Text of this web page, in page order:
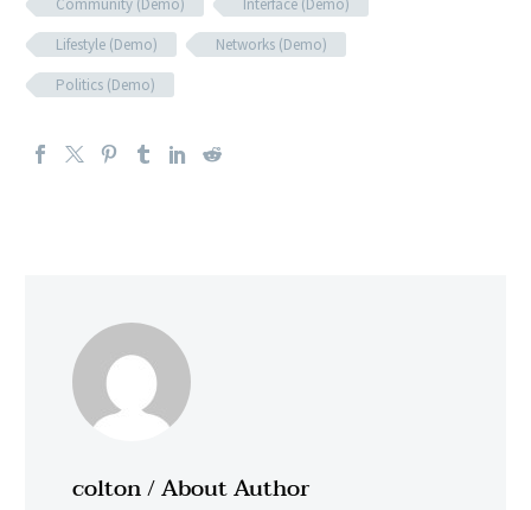
Community (Demo)
Interface (Demo)
Lifestyle (Demo)
Networks (Demo)
Politics (Demo)
colton/ About Author